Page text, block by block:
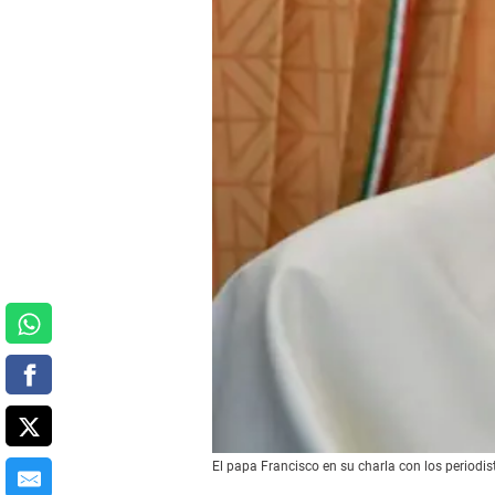
El papa Francisco en su charla con los